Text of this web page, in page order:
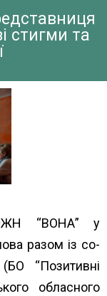
стигми та
“ВОНА” у
разом із со-
(БО “Позитивні
обласного